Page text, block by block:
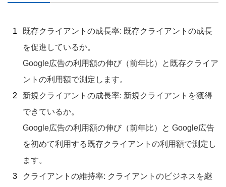
既存クライアントの成長率: 既存クライアントの成長
を促進しているか。
Google広告の利用額の伸び（前年比）と既存クライア
ントの利用額で測定します。
新規クライアントの成長率: 新規クライアントを獲得
できているか。
Google広告の利用額の伸び（前年比）と Google広告
を初めて利用する既存クライアントの利用額で測定し
ます。
クライアントの維持率: クライアントのビジネスを継